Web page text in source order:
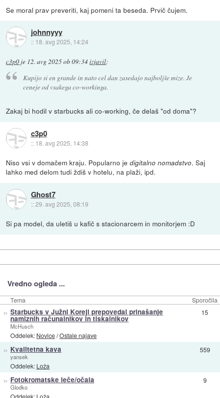
Se moral prav preveriti, kaj pomeni ta beseda. Prvič čujem.
johnnyyy
:: 18. avg 2025, 14:24
c3p0 je 12. avg 2025 ob 09:34izjavil:
Kupijo si en grandein nato cel dan zasedajo najboljše mize. Je
ceneje od vsakega co-workinga.
Zakaj bi hodil v starbucks ali co-working, če delaš "od doma"?
c3p0
:: 18. avg 2025, 14:38
Niso vsi v domačem kraju. Popularno jedigitalno nomadstvo. Saj
lahko med delom tudi ždiš v hotelu, na plaži, ipd.
Ghost7
::29. avg 2025, 08:19
Si pa model, da uletiš u kafič s stacionarcem in monitorjem :D
Vredno ogleda ...
Tema Sporočila
» Starbucks v Južni Koreji prepovedal prinašanje
namiznih računalnikov in tiskalnikov
McHusch
Oddelek: Novice/Ostale najave
15
» Kvalitetna kava
yansek
Oddelek: Loža
559
» Fotokromatske leče/očala
Glodko
Oddelek: Loža
9